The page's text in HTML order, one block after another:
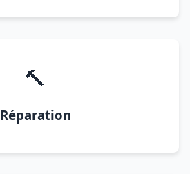
🔨
Réparation